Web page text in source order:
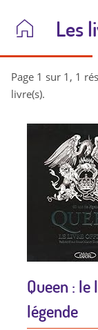
Les
Page 1 sur 1, 1
livre(s).
Queen :
légende